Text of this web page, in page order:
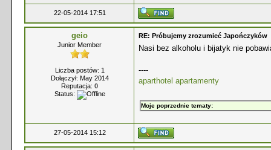
22-05-2014 17:51
geio
Junior Member
Liczba postów: 1
Dołączył: May 2014
Reputacja: 0
Status:
RE: Próbujemy zrozumieć Japończyków
Nasi bez alkoholu i bijatyk nie
----
aparthotel apartamenty
Moje poprzednie tematy:
27-05-2014 15:12